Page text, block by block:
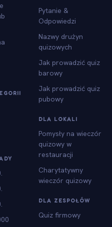
Pytanie &
Odpowiedzi
Nazwy drużyn
quizowych
Jak prowadzić quiz
barowy
Jak prowadzić quiz
pubowy
DLA LOKALI
Pomysły na wieczór
quizowy w
restauracji
Charytatywny
wieczór quizowy
DLA ZESPOŁÓW
Quiz firmowy